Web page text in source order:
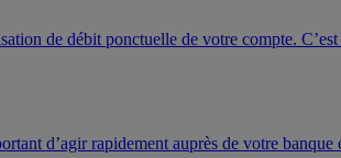
de débit ponctuelle de votre compte.
d’agir rapidement auprès de votre